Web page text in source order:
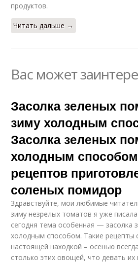
продуктов.
Читать дальше →
Вас может
Засолка зеленых
зиму холодным
Засолка зеленых
холодным
рецептов
соленых помидор
Здравствуйте, мои любимые
зиму незрелых томатов я уже
сегодня тема особенная — засолка
холодным способом. Такие рецепты
настоящей находкой – осенью
столько этих овощей, что девать их